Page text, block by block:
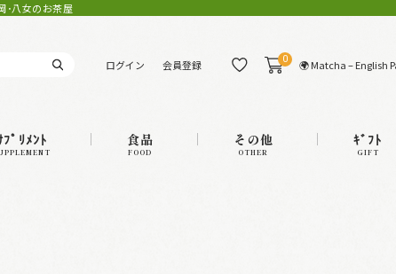
･八女のお茶屋
ログイン 会員登録 0 🌍 Matcha – English
ﾌﾟﾘﾒﾝﾄ 食品
FOOD
その他
OTHER
ｷﾞﾌﾄ
GIFT